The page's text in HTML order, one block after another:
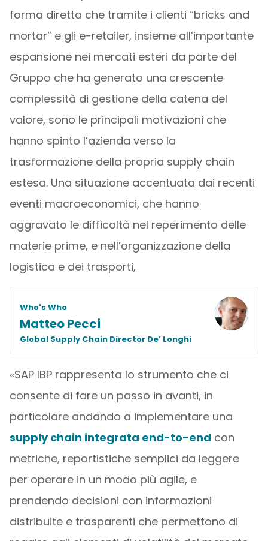
forma diretta che tramite i clienti “bricks and
mortar” e gli e-retailer, insieme all’importante
espansione nei mercati esteri da parte del
Gruppo che ha generato una crescente
complessità di gestione della catena del
valore, sono le principali motivazioni che
hanno spinto l’azienda verso la
trasformazione della propria supply chain
estesa. Una situazione accentuata dai recenti
eventi macroeconomici, che hanno
aggravato le difficoltà nel reperimento delle
materie prime, e nell’organizzazione della
logistica e dei trasporti,
Who's Who
Matteo Pecci
Global Supply Chain Director De’ Longhi
«SAP IBP rappresenta lo strumento che ci
consente di fare un passo in avanti, in
particolare andando a implementare una
supply chain integrata end-to-end con
metriche, reportistiche semplici da leggere
per operare in un modo più agile, e
prendendo decisioni con informazioni
distribuite e trasparenti che permettono di